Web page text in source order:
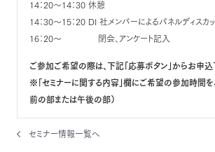
14：20～14：30 休憩
14：30～15：20 DI 社メンバーによるパネルディスカ
16：20～ 閉会、アンケート記入
ご参加ご希望の際は、下記「応募ボタン」からお申込
※「セミナーに関する内容」欄にご希望の参加時間を
前の部または午後の部）
セミナー情報一覧へ